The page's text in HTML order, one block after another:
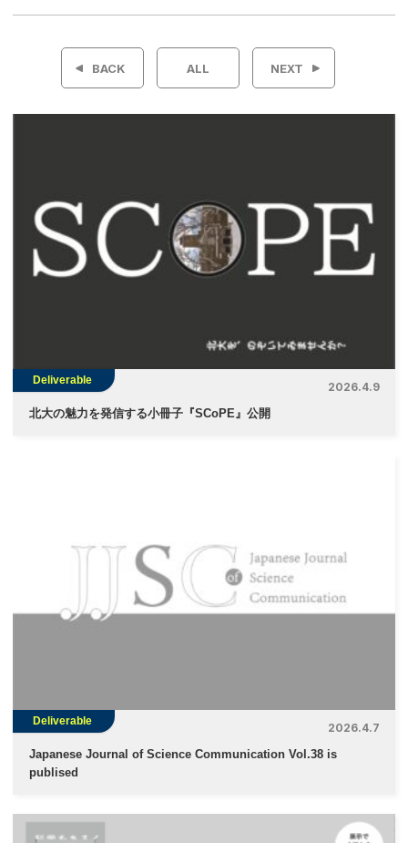
投
ー
シ
ョ
BACK ALL NEXT
Deliverable
2026.4.9
北大の魅力を発信する小冊子『SCoPE』公開
Deliverable
2026.4.7
Japanese Journal of Science Communication Vol.38 is
publised